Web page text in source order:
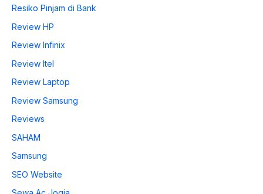
Resiko Pinjam di Bank
Review HP
Review Infinix
Review Itel
Review Laptop
Review Samsung
Reviews
SAHAM
Samsung
SEO Website